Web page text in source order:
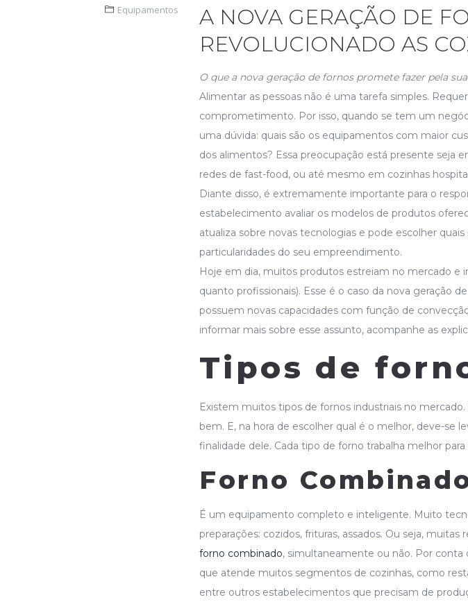
A NOVA GERAÇÃO DE
REVOLUCIONADO AS
O que a nova geração de fornos promete fazer pela
Alimentar as pessoas não é uma tarefa simples.
comprometimento. Por isso, quando se tem um
uma dúvida: quais são os equipamentos com maior
dos alimentos? Essa preocupação está presente seja
redes de fast-food, ou até mesmo em cozinhas
Diante disso, é extremamente importante para o
estabelecimento avaliar os modelos de produtos
atualiza sobre novas tecnologias e pode escolher
particularidades do seu empreendimento.
Hoje em dia, muitos produtos estreiam no mercado e
quanto profissionais). Esse é o caso da nova geração de
possuem novas capacidades com função de
informar mais sobre esse assunto, acompanhe as
Tipos de
Existem muitos tipos de fornos industriais no
bem. E, na hora de escolher qual é o melhor, deve-se
finalidade dele. Cada tipo de forno trabalha melhor
Forno
É um equipamento completo e inteligente. Muito
preparações: cozidos, frituras, assados. Ou seja,
forno combinado, simultaneamente ou não. Por
que atende muitos segmentos de cozinhas, como
entre outros estabelecimentos que precisam de
Equipamentos